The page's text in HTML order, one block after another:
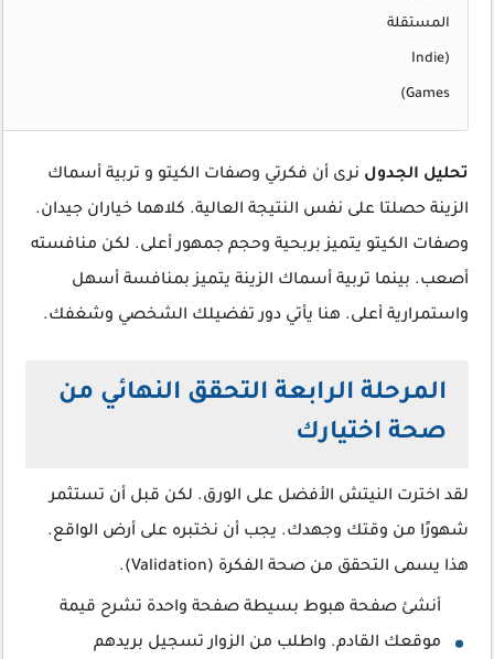
المستقلة
(Indie
Games)
تحليل الجدول نرى أن فكرتي وصفات الكيتو و تربية أسماك
الزينة حصلتا على نفس النتيجة العالية. كلاهما خياران جيدان.
وصفات الكيتو يتميز بربحية وحجم جمهور أعلى. لكن منافسته
أصعب. بينما تربية أسماك الزينة يتميز بمنافسة أسهل
واستمرارية أعلى. هنا يأتي دور تفضيلك الشخصي وشغفك.
المرحلة الرابعة التحقق النهائي من
صحة اختيارك
لقد اخترت النيتش الأفضل على الورق. لكن قبل أن تستثمر
شهورًا من وقتك وجهدك. يجب أن نختبره على أرض الواقع.
هذا يسمى التحقق من صحة الفكرة (Validation).
أنشئ صفحة هبوط بسيطة صفحة واحدة تشرح قيمة
موقعك القادم. واطلب من الزوار تسجيل بريدهم